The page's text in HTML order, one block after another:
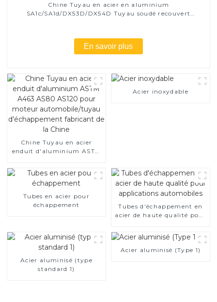
Chine Tuyau en acier en aluminium
SA1c/SA1d/DX53D/DX54D Tuyau soudé recouvert
En savoir plus
Chine Tuyau en acier
enduit d'aluminium ASTM
moteur automobile/tuyau
d'échappement fabricant
de la Chine
Acier inoxydable
Tubes en acier pour
échappement
Tubes d'échappement en
acier de haute qualité pour
Acier aluminisé (type
standard 1)
Acier aluminisé (Type 1)